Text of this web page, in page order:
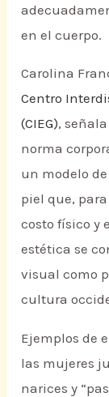
en el cuerpo.
Carolina
Centro
(CIEG),
norma
un modelo
piel que,
costo físico y
estética se
visual como
cultura
Ejemplos de
las mujeres
narices y